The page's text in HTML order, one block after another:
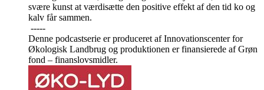
svære kunst at værdisætte den positive effekt af den tid ko og
kalv får sammen.
-----
Denne podcastserie er produceret af Innovationscenter for
Økologisk Landbrug og produktionen er finansierede af Grøn
fond – finanslovsmidler.